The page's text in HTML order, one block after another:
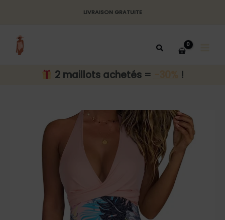
contenu
LIVRAISON GRATUITE
2 maillots achetés = !